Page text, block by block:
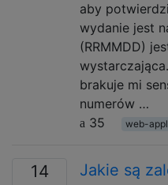
aby
wydanie jest
(RRMMDD)
brakuje mi
numerów …
35
web-
14
Jakie są